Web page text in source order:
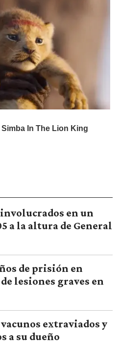
en un
a la altura de General
de prisión en
lesiones graves en
extraviados y
a su dueño